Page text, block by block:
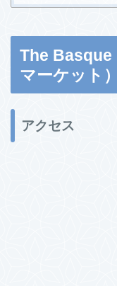
The Basque
マーケット）
アクセス